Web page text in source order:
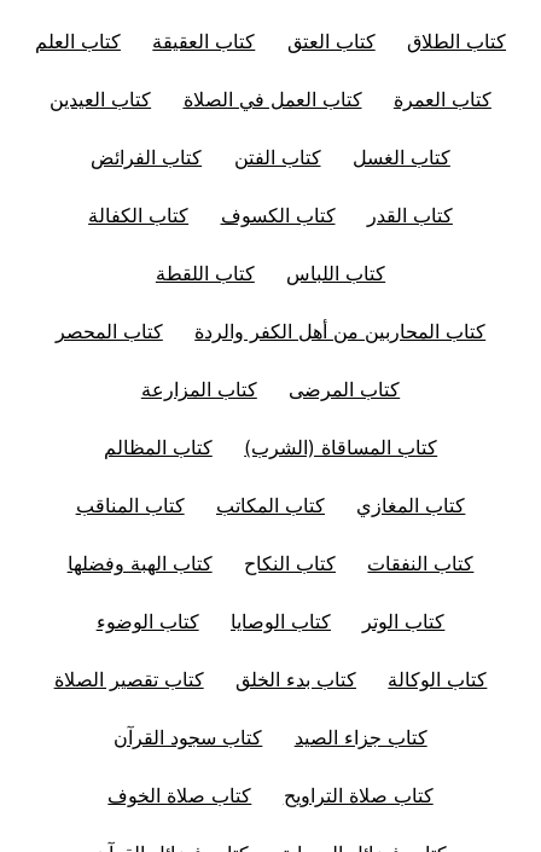
كتاب الطلاق كتاب العتق كتاب العقيقة كتاب العلم
كتاب العمرة كتاب العمل في الصلاة كتاب العيدين
كتاب الغسل كتاب الفتن كتاب الفرائض
كتاب القدر كتاب الكسوف كتاب الكفالة
كتاب اللباس كتاب اللقطة
كتاب المحاربين من أهل الكفر والردة كتاب المحصر
كتاب المرضى كتاب المزارعة
كتاب المساقاة (الشرب) كتاب المظالم
كتاب المغازي كتاب المكاتب كتاب المناقب
كتاب النفقات كتاب النكاح كتاب الهبة وفضلها
كتاب الوتر كتاب الوصايا كتاب الوضوء
كتاب الوكالة كتاب بدء الخلق كتاب تقصير الصلاة
كتاب جزاء الصيد كتاب سجود القرآن
كتاب صلاة التراويح كتاب صلاة الخوف